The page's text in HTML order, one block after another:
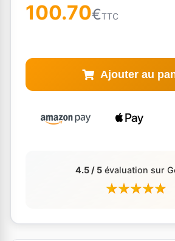
100.70€TTC
Ajouter au
4.5 / 5évaluation sur